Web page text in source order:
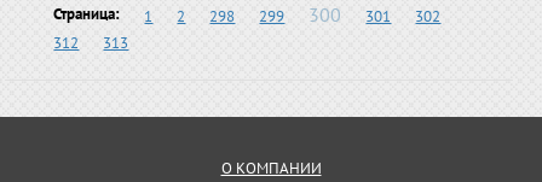
Страница: 1 2 298 299 300 301
302
312
313
О КОМПАНИИ